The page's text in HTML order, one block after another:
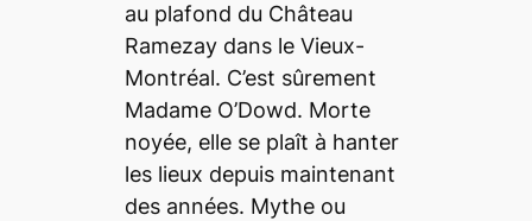
au plafond du Château
Ramezay dans le Vieux-
Montréal. C’est sûrement
Madame O’Dowd. Morte
noyée, elle se plaît à hanter
les lieux depuis maintenant
des années. Mythe ou